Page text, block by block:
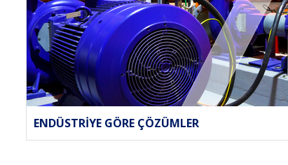
ENDÜSTRIYE GÖRE ÇÖZÜMLER